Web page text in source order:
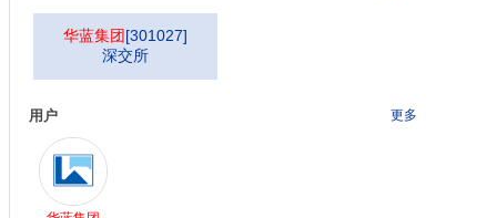
华蓝集团[301027]
深交所
用户 更多